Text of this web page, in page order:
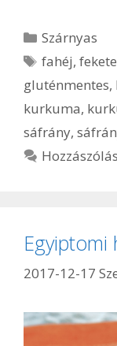
Kategória
Szárnyas
Címkék
fahéj,
gluténmentes,
kurkuma,
sáfrány,
Hozzászólás
Egyiptomi
2017-12-17